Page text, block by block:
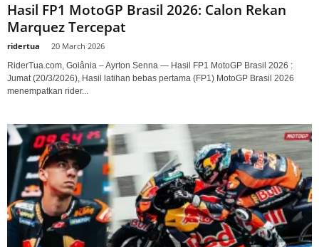
Hasil FP1 MotoGP Brasil 2026: Calon Rekan
Marquez Tercepat
ridertua 20 March 2026
RiderTua.com, Goiânia – Ayrton Senna — Hasil FP1 MotoGP Brasil 2026 :
Jumat (20/3/2026), Hasil latihan bebas pertama (FP1) MotoGP Brasil 2026
menempatkan rider...